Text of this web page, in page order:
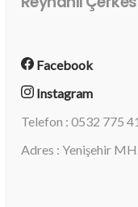
Facebook
Instagram
Telefon : 0532 775
Adres : Yenişehir